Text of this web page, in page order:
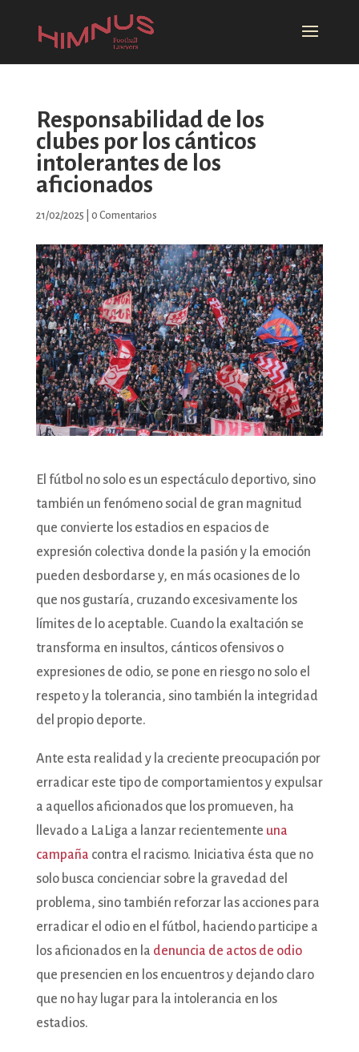
Responsabilidad de los
clubes por los cánticos
intolerantes de los
aficionados
21/02/2025 0 Comentarios
El fútbol no solo es un espectáculo deportivo, sino
también un fenómeno social de gran magnitud
que convierte los estadios en espacios de
expresión colectiva donde la pasión y la emoción
pueden desbordarse y, en más ocasiones de lo
que nos gustaría, cruzando excesivamente los
límites de lo aceptable. Cuando la exaltación se
transforma en insultos, cánticos ofensivos o
expresiones de odio, se pone en riesgo no solo el
respeto y la tolerancia, sino también la integridad
del propio deporte.
Ante esta realidad y la creciente preocupación por
erradicar este tipo de comportamientos y expulsar
a aquellos aficionados que los promueven, ha
llevado a LaLiga a lanzar recientemente una
campaña contra el racismo. Iniciativa ésta que no
solo busca concienciar sobre la gravedad del
problema, sino también reforzar las acciones para
erradicar el odio en el fútbol, haciendo participe a
los aficionados en la denuncia de actos de odio
que presencien en los encuentros y dejando claro
que no hay lugar para la intolerancia en los
estadios.